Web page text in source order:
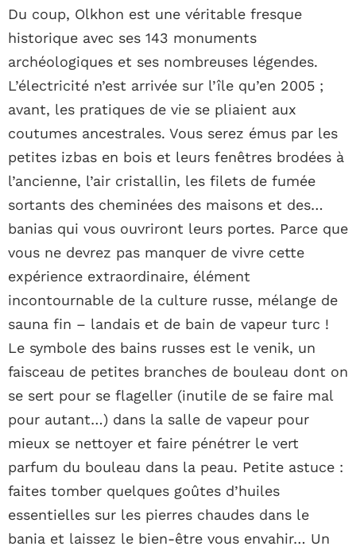
Du coup, Olkhon est une véritable fresque
historique avec ses 143 monuments
archéologiques et ses nombreuses légendes.
L’électricité n’est arrivée sur l’île qu’en 2005 ;
avant, les pratiques de vie se pliaient aux
coutumes ancestrales. Vous serez émus par les
petites izbas en bois et leurs fenêtres brodées à
l’ancienne, l’air cristallin, les filets de fumée
sortants des cheminées des maisons et des…
banias qui vous ouvriront leurs portes. Parce que
vous ne devrez pas manquer de vivre cette
expérience extraordinaire, élément
incontournable de la culture russe, mélange de
sauna fin – landais et de bain de vapeur turc !
Le symbole des bains russes est le venik, un
faisceau de petites branches de bouleau dont on
se sert pour se flageller (inutile de se faire mal
pour autant…) dans la salle de vapeur pour
mieux se nettoyer et faire pénétrer le vert
parfum du bouleau dans la peau. Petite astuce :
faites tomber quelques goûtes d’huiles
essentielles sur les pierres chaudes dans le
bania et laissez le bien-être vous envahir… Un